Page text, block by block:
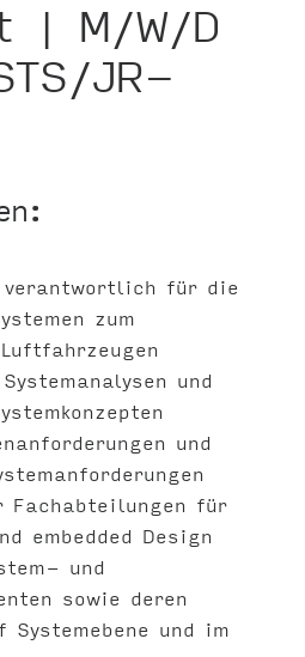
| M/W/D
JR-
für die
zum
und
und
Fachabteilungen für
embedded Design
und
sowie deren
und im